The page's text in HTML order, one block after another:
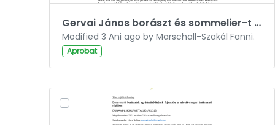
Gervai János borászt és sommelier-t kérdeztük a legfrissebb régiós fejleményekről.pdf
Modified 3 Ani ago by Marschall-Szakál Fanni.
Aprobat